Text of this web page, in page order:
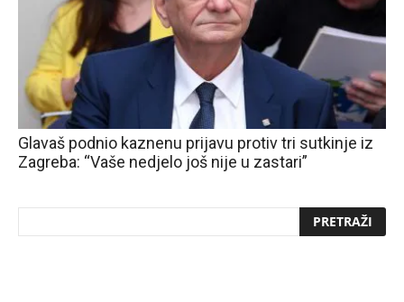
Glavaš podnio kaznenu prijavu protiv tri sutkinje iz
Zagreba: “Vaše nedjelo još nije u zastari”